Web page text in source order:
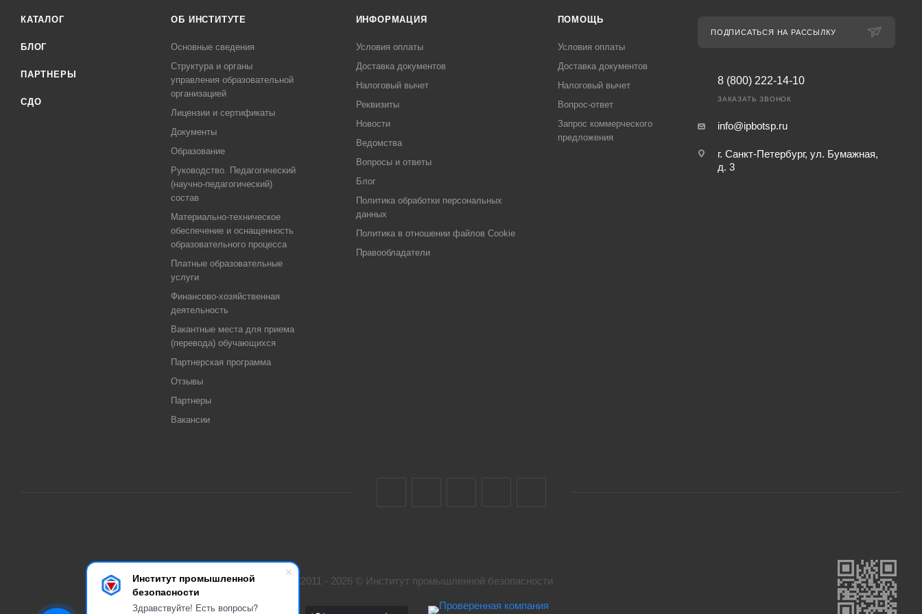
Институт промышленной
безопасности
Здравствуйте! Есть вопросы?
КАТАЛОГ
БЛОГ
ПАРТНЕРЫ
СДО
ОБ ИНСТИТУТЕ
Основные сведения
Структура и органы
управления образовательной
организацией
Лицензии и сертификаты
Документы
Образование
Руководство. Педагогический
(научно-педагогический)
состав
Материально-техническое
обеспечение и оснащенность
образовательного процесса
Платные образовательные
услуги
Финансово-хозяйственная
деятельность
Вакантные места для приема
(перевода) обучающихся
Партнерская программа
Отзывы
Партнеры
Вакансии
ИНФОРМАЦИЯ
Условия оплаты
Доставка документов
Налоговый вычет
Реквизиты
Новости
Ведомства
Вопросы и ответы
Блог
Политика обработки персональных
данных
Политика в отношении файлов Cookie
Правообладатели
ПОМОЩЬ
Условия оплаты
Доставка документов
Налоговый вычет
Вопрос-ответ
Запрос коммерческого
предложения
ПОДПИСАТЬСЯ НА РАССЫЛКУ
8 (800) 222-14-10
ЗАКАЗАТЬ ЗВОНОК
info@ipbotsp.ru
г. Санкт-Петербург, ул. Бумажная,
д. 3
2011 - 2026 © Институт промышленной безопасности